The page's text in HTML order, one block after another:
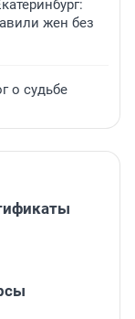
жен без
о судьбе